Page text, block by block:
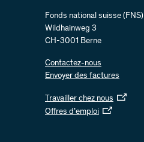
Fonds national suisse (FNS)
Wildhainweg 3
CH-3001 Berne
Contactez-nous
Envoyer des factures
Travailler chez nous
Offres d’emploi